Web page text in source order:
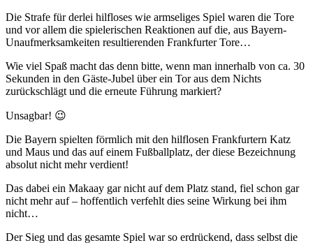
Die Strafe für derlei hilfloses wie armseliges Spiel waren die Tore
und vor allem die spielerischen Reaktionen auf die, aus Bayern-
Unaufmerksamkeiten resultierenden Frankfurter Tore…
Wie viel Spaß macht das denn bitte, wenn man innerhalb von ca. 30
Sekunden in den Gäste-Jubel über ein Tor aus dem Nichts
zurückschlägt und die erneute Führung markiert?
Unsagbar! 😉
Die Bayern spielten förmlich mit den hilflosen Frankfurtern Katz
und Maus und das auf einem Fußballplatz, der diese Bezeichnung
absolut nicht mehr verdient!
Das dabei ein Makaay gar nicht auf dem Platz stand, fiel schon gar
nicht mehr auf – hoffentlich verfehlt dies seine Wirkung bei ihm
nicht…
Der Sieg und das gesamte Spiel war so erdrückend, dass selbst die